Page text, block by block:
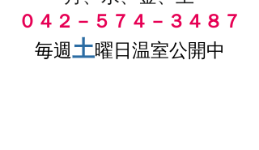
０４２－５７４－３４８７
毎週土曜日温室公開中